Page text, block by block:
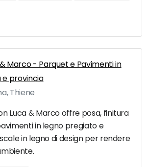
Marco - Parquet e Pavimenti in
e provincia
Thiene
Luca & Marco offre posa, finitura
in legno pregiato e
in legno di design per rendere